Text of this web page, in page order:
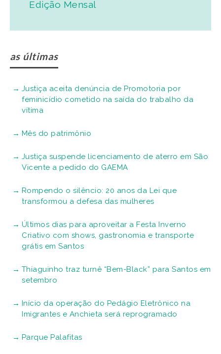
Edição Mensal
as últimas
Justiça aceita denúncia de Promotoria por
feminicídio cometido na saída do trabalho da
vítima
Mês do patrimônio
Justiça suspende licenciamento de aterro em São
Vicente a pedido do GAEMA
Rompendo o silêncio: 20 anos da Lei que
transformou a defesa das mulheres
Últimos dias para aproveitar a Festa Inverno
Criativo com shows, gastronomia e transporte
grátis em Santos
Thiaguinho traz turnê “Bem-Black” para Santos em
setembro
Início da operação do Pedágio Eletrônico na
Imigrantes e Anchieta será reprogramado
Parque Palafitas